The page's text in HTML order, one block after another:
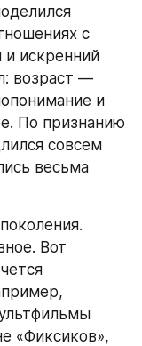
с
искренний
возраст —
и
По признанию
совсем
весьма
Вот
«Фиксиков»,